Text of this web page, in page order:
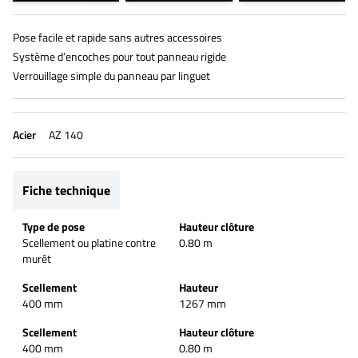
Pose facile et rapide sans autres accessoires
Système d’encoches pour tout panneau rigide
Verrouillage simple du panneau par linguet
Acier AZ 140
Fiche technique
Type de pose
Scellement ou platine contre
murêt
Hauteur clôture
0.80 m
Scellement
400 mm
Hauteur
1267 mm
Scellement
400 mm
Hauteur clôture
0.80 m